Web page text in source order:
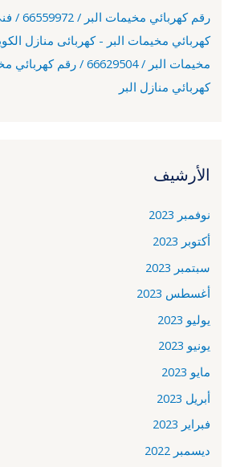
رقم
كهربائي مخيمات البر - كهربائى منازل
مخيمات البر / 66629504 /
كهربائي منازل البر
الأرشيف
نوفمبر 2023
أكتوبر 2023
سبتمبر 2023
أغسطس 2023
يوليو 2023
يونيو 2023
مايو 2023
أبريل 2023
فبراير 2023
ديسمبر 2022